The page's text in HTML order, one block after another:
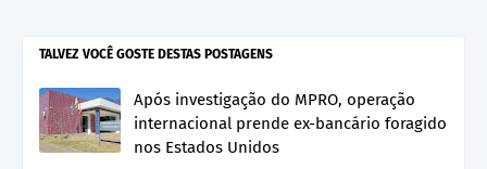
TALVEZ VOCÊ GOSTE DESTAS POSTAGENS
Após investigação do MPRO, operação
internacional prende ex-bancário foragido
nos Estados Unidos